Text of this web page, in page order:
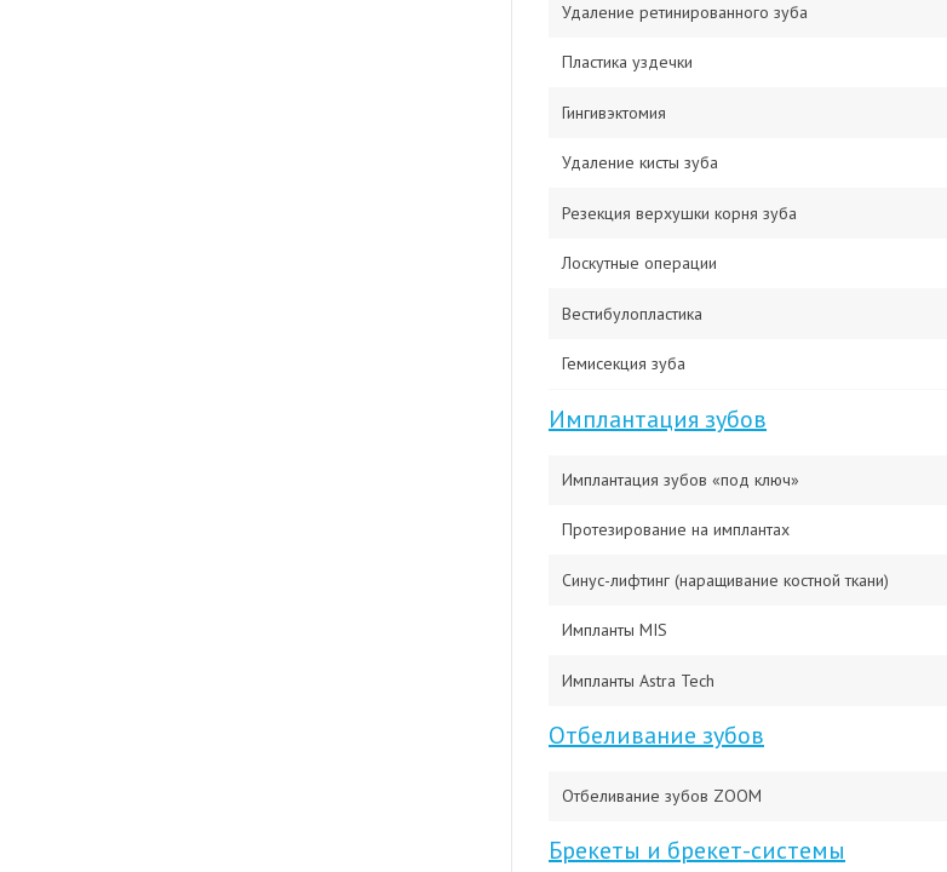
Удаление ретинированного зуба
Пластика уздечки
Гингивэктомия
Удаление кисты зуба
Резекция верхушки корня зуба
Лоскутные операции
Вестибулопластика
Гемисекция зуба
Имплантация зубов
Имплантация зубов «под ключ»
Протезирование на имплантах
Синус-лифтинг (наращивание костной ткани)
Импланты MIS
Импланты Astra Tech
Отбеливание зубов
Отбеливание зубов ZOOM
Брекеты и брекет-системы